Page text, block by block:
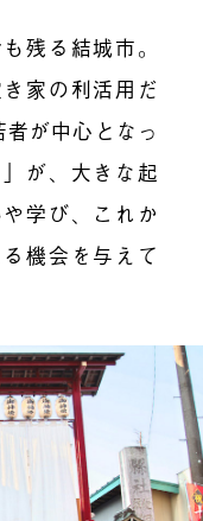
残る結城市。
家の利活用だ
が中心となっ
が、大きな起
学び、これか
機会を与えて